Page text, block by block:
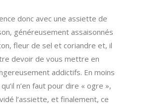
donc avec une assiette de
généreusement assaisonnés
fleur de sel et coriandre et, il
devoir de vous mettre en
addictifs. En moins
n’en faut pour dire « ogre »,
l’assiette, et finalement, ce